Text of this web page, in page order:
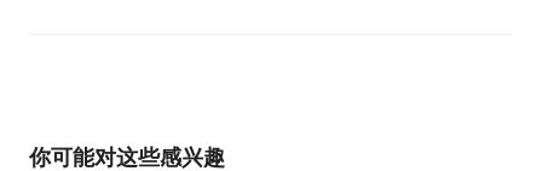
你可能对这些感兴趣